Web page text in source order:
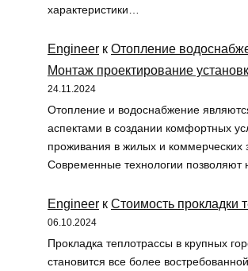
характеристики…
Engineer к Отопление
Монтаж проектирование
24.11.2024
Отопление и водоснабжение
аспектами в создании комфортных
проживания в жилых и коммерческих
Современные технологии позволяют
Engineer к Стоимость прокладки
06.10.2024
Прокладка теплотрассы в крупных
становится все более